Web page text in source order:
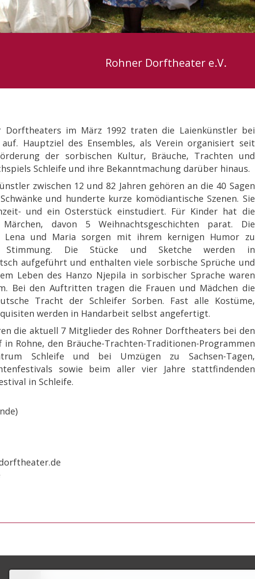
Rohner Dorftheater e.V.
Dorftheaters im März 1992 traten die Laienkünstler bei
Hauptziel des Ensembles, als Verein organisiert seit
der sorbischen Kultur, Bräuche, Trachten und
Schleife und ihre Bekanntmachung darüber hinaus.
zwischen 12 und 82 Jahren gehören an die 40 Sagen
und hunderte kurze komödiantische Szenen. Sie
und ein Osterstück einstudiert. Für Kinder hat die
davon 5 Weihnachtsgeschichten parat. Die
Lena und Maria sorgen mit ihrem kernigen Humor zu
Die Stücke und Sketche werden in
aufgeführt und enthalten viele sorbische Sprüche und
Leben des Hanzo Njepila in sorbischer Sprache waren
Bei den Auftritten tragen die Frauen und Mädchen die
Tracht der Schleifer Sorben. Fast alle Kostüme,
werden in Handarbeit selbst angefertigt.
die aktuell 7 Mitglieder des Rohner Dorftheaters bei den
Rohne, den Bräuche-Trachten-Traditionen-Programmen
Schleife und bei Umzügen zu Sachsen-Tagen,
sowie beim aller vier Jahre stattfindenden
in Schleife.